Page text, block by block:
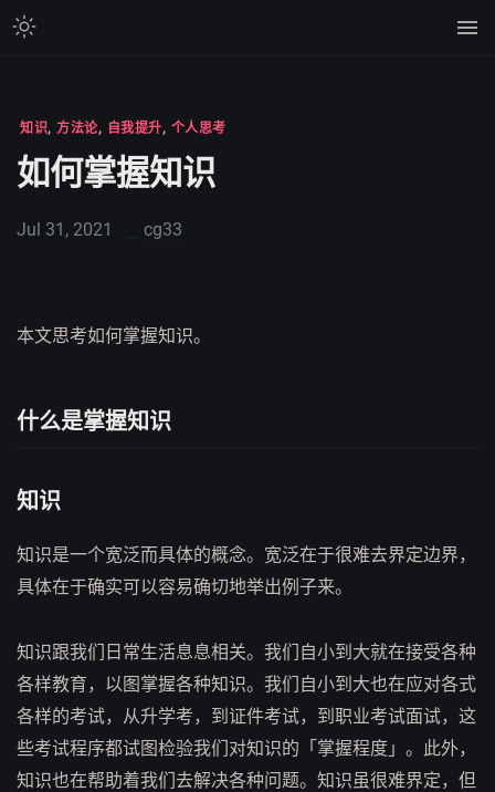
知识, 方法论, 自我提升, 个人思考
如何掌握知识
Jul 31, 2021 cg33
本文思考如何掌握知识。
什么是掌握知识
知识
知识是一个宽泛而具体的概念。宽泛在于很难去界定边界，
具体在于确实可以容易确切地举出例子来。
知识跟我们日常生活息息相关。我们自小到大就在接受各种
各样教育，以图掌握各种知识。我们自小到大也在应对各式
各样的考试，从升学考，到证件考试，到职业考试面试，这
些考试程序都试图检验我们对知识的「掌握程度」。此外，
知识也在帮助着我们去解决各种问题。知识虽很难界定，但